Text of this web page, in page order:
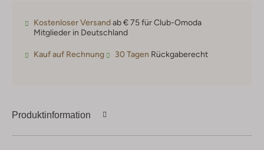
Kostenloser Versandab € 75 für Club-Omoda
Mitglieder in Deutschland
Kauf auf Rechnung 30 Tagen Rückgaberecht
Produktinformation